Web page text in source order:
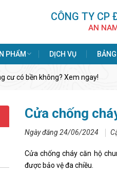
CÔNG TY CP
AN
PHẨM DỊCH VỤ
cư có bền không? Xem ngay!
Cửa chống
Ngày đăng 24/06/2024
Cửa chống cháy căn hộ
được bảo vệ đa chiều.